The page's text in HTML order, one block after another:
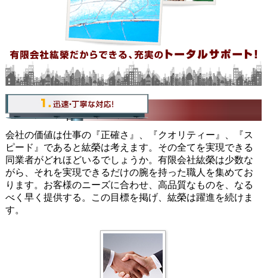
会社の価値は仕事の『正確さ』、『クオリティー』、『ス
ピード』であると紘榮は考えます。その全てを実現できる
同業者がどれほどいるでしょうか。有限会社紘榮は少数な
がら、それを実現できるだけの腕を持った職人を集めてお
ります。お客様のニーズに合わせ、高品質なものを、なる
べく早く提供する。この目標を掲げ、紘榮は躍進を続けま
す。